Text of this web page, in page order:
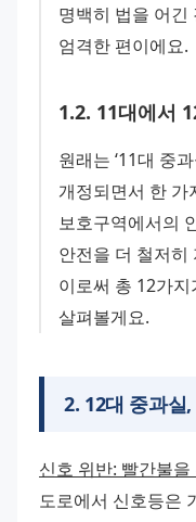
명백히 법을 어긴
엄격한 편이에요.
1.2. 11대에서
원래는 ‘11대 중
개정되면서 한 가
보호구역에서의
안전을 더 철저히
이로써 총 12가
살펴볼게요.
2. 12대 중과실
신호 위반: 빨간불을
도로에서 신호등은